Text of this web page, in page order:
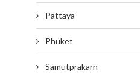
Pattaya
Phuket
Samutprakarn